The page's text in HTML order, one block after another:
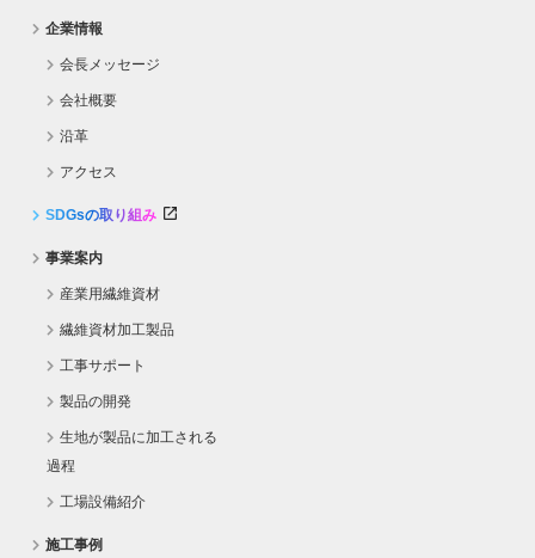
企業情報
会長メッセージ
会社概要
沿革
アクセス
SDGsの取り組み
事業案内
産業用繊維資材
繊維資材加工製品
工事サポート
製品の開発
生地が製品に加工される
過程
工場設備紹介
施工事例